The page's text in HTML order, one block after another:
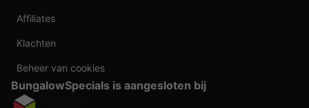
Affiliates
Klachten
Beheer van cookies
BungalowSpecials is aangesloten bij